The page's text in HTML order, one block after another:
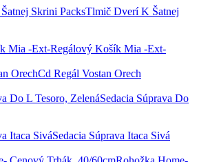
Tlmič Dverí K Šatnej
Regálový Košík Mia -Ext-
Cd Regál Vostan Orech
Sedacia Súprava Do
Sedacia Súprava Itaca Sivá